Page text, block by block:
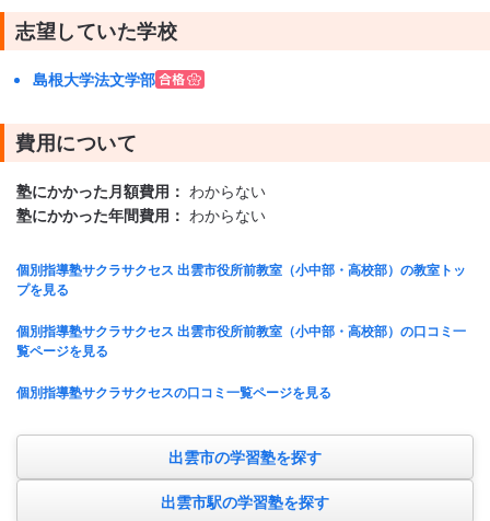
志望していた学校
島根大学法文学部
費用について
塾にかかった月額費用： わからない
塾にかかった年間費用： わからない
個別指導塾サクラサクセス 出雲市役所前教室（小中部・高校部）の教室トッ
プを見る
個別指導塾サクラサクセス 出雲市役所前教室（小中部・高校部）の口コミ一
覧ページを見る
個別指導塾サクラサクセスの口コミ一覧ページを見る
出雲市の学習塾を探す
出雲市駅の学習塾を探す